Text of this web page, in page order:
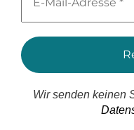
*
Wir senden keinen